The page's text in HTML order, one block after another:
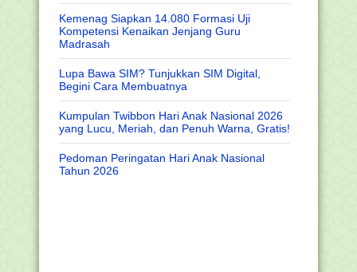
Kemenag Siapkan 14.080 Formasi Uji
Kompetensi Kenaikan Jenjang Guru
Madrasah
Lupa Bawa SIM? Tunjukkan SIM Digital,
Begini Cara Membuatnya
Kumpulan Twibbon Hari Anak Nasional 2026
yang Lucu, Meriah, dan Penuh Warna, Gratis!
Pedoman Peringatan Hari Anak Nasional
Tahun 2026